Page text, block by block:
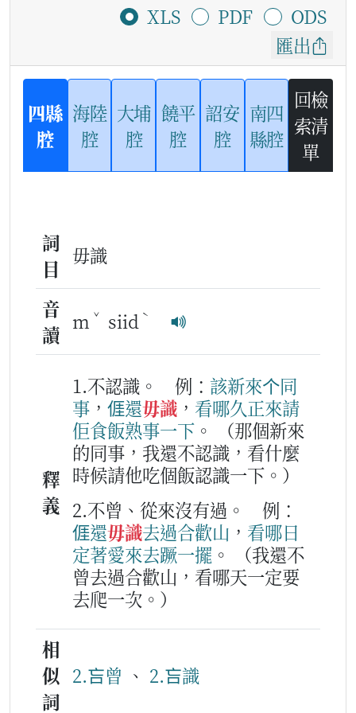
XLS
PDF
ODS
匯出
四縣
腔
海陸
腔
大埔
腔
饒平
腔
詔安
腔
南四
縣腔
回檢
索清
單
詞
目
毋識
音
讀
m ˇ siid ˋ
釋
義
1.不認識。 例： 該新來个同
事 ， 𠊎還毋識 ， 看哪久正來請
佢食飯熟事一下 。
（那個新來
的同事，我還不認識，看什麼
時候請他吃個飯認識一下。）
2.不曾、從來沒有過。
例：
𠊎還毋識去過合歡山 ， 看哪日
定著愛來去蹶一擺 。
（我還不
曾去過合歡山，看哪天一定要
去爬一次。）
相
似
詞
2.吂曾 、 2.吂識